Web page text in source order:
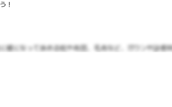
！
横になって休める枕や布団、毛布など、ガウンや診察